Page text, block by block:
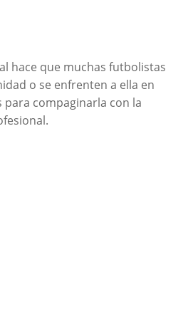
hace que muchas futbolistas
o se enfrenten a ella en
compaginarla con la